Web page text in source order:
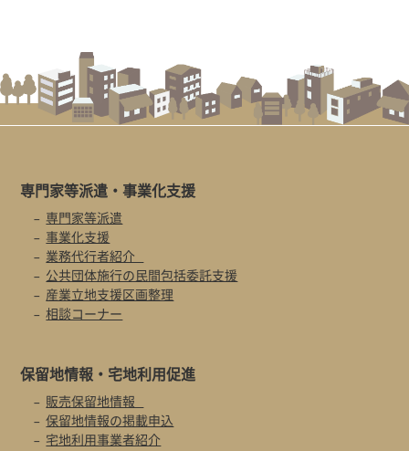
専門家等派遣・事業化支援
専門家等派遣
事業化支援
業務代行者紹介
公共団体施行の民間包括委託支援
産業立地支援区画整理
相談コーナー
保留地情報・ 宅地利用促進
販売保留地情報
保留地情報の掲載申込
宅地利用事業者紹介